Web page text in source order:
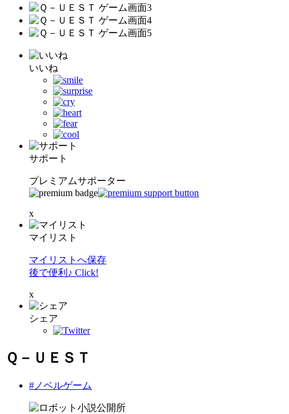
いいね
サポート
プレミアムサポーター
x
マイリスト
マイリストへ保存
後で便利♪ Click!
x
シェア
Ｑ－ＵＥＳＴ
#ノベルゲーム